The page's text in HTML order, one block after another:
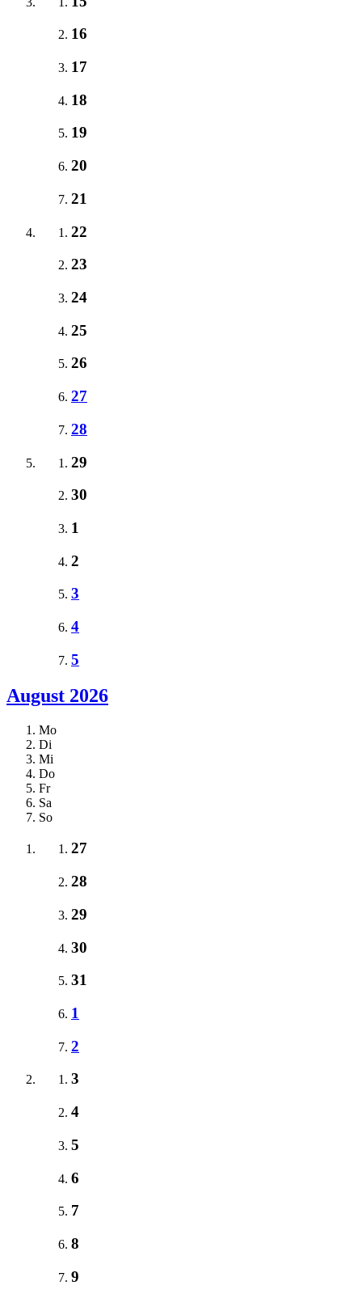
16
17
18
19
20
21
22
23
24
25
26
27
28
29
30
1
2
3
4
5
August 2026
Mo
Di
Mi
Do
Fr
Sa
So
27
28
29
30
31
1
2
3
4
5
6
7
8
9